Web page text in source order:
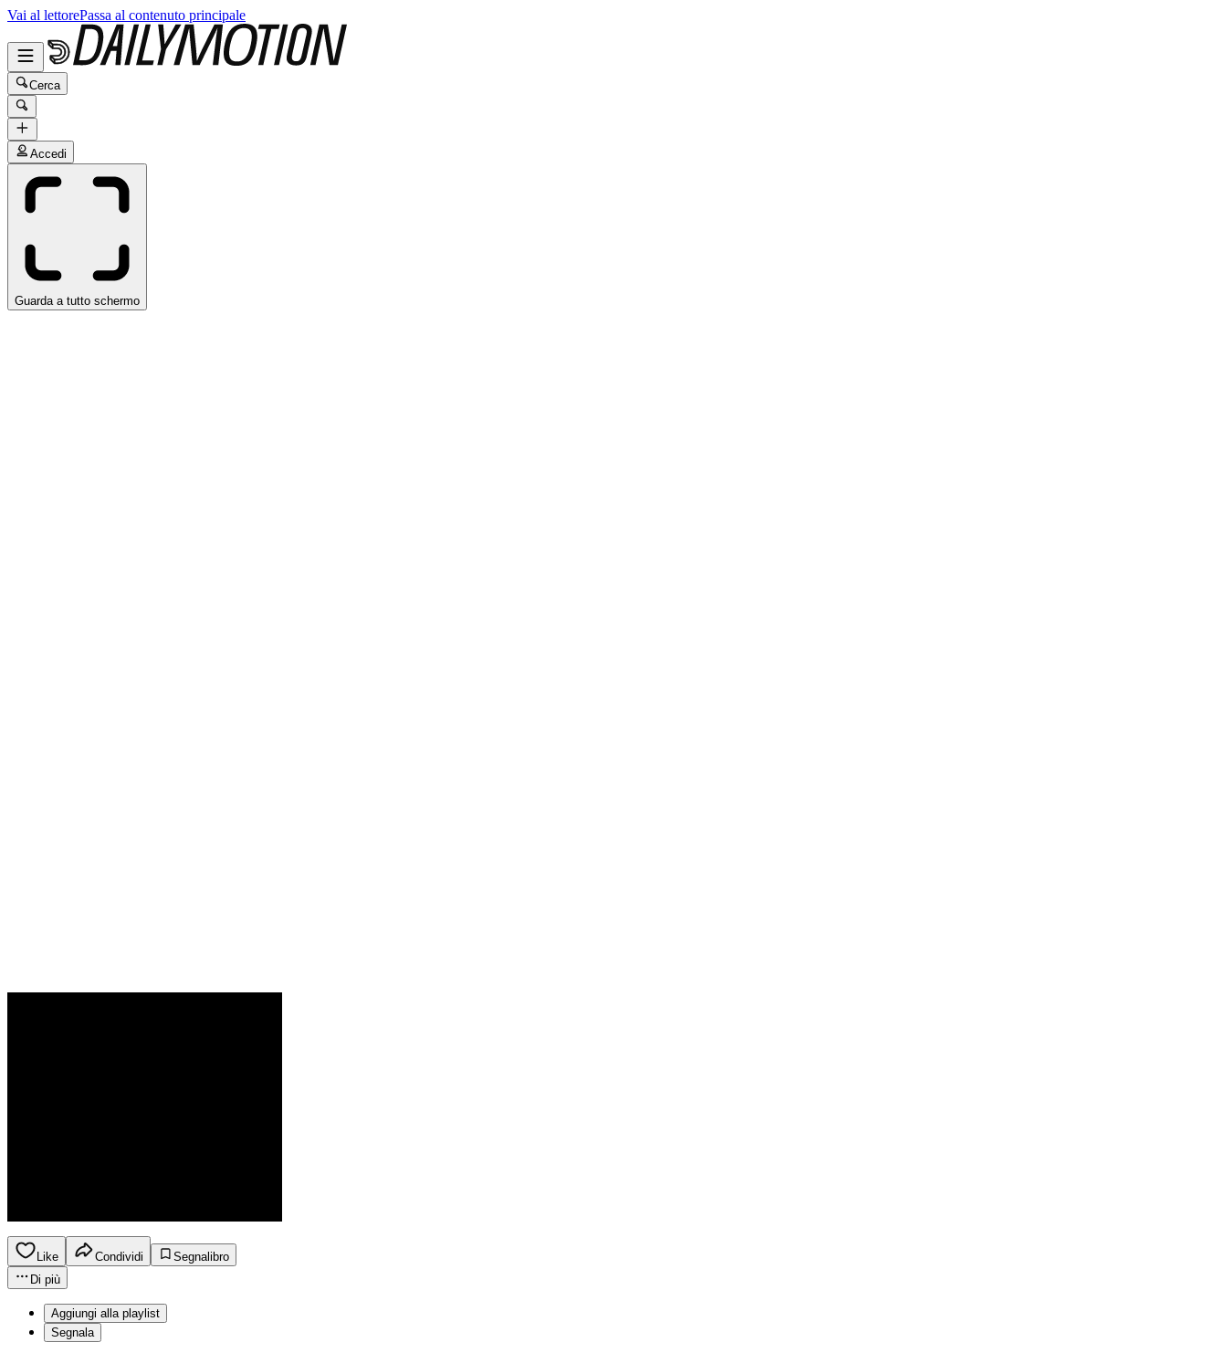
Vai al lettorePassa al contenuto principale
Cerca
Accedi
Guarda a tutto schermo
Like Condividi
Segnalibro
Di più
Aggiungi alla playlist
Segnala